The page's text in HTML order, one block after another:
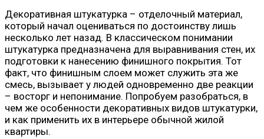
Декоративная штукатурка – отделочный материал,
который начал оцениваться по достоинству лишь
несколько лет назад. В классическом понимании
штукатурка предназначена для выравнивания стен, их
подготовки к нанесению финишного покрытия. Тот
факт, что финишным слоем может служить эта же
смесь, вызывает у людей одновременно две реакции
– восторг и непонимание. Попробуем разобраться, в
чем же особенности декоративных видов штукатурки,
и как применить их в интерьере обычной жилой
квартиры.